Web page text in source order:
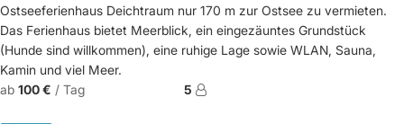
Ostseeferienhaus Deichtraum nur 170 m zur Ostsee zu vermieten.
Das Ferienhaus bietet Meerblick, ein eingezäuntes Grundstück
(Hunde sind willkommen), eine ruhige Lage sowie WLAN, Sauna,
Kamin und viel Meer.
ab 100 € / Tag 5